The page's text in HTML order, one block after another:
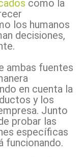
como la
los humanos
decisiones,
ambas fuentes
en cuenta la
y los
Junto
probar las
específicas
funcionando.